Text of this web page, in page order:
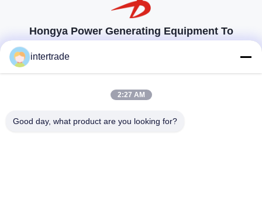
Hongya Power Generating Equipment To
soluzioni su misura per soddisfare le esigenze dei clienti
86-28-37561966-8:00
intertrade
2:27 AM
Good day, what product are you looking for?